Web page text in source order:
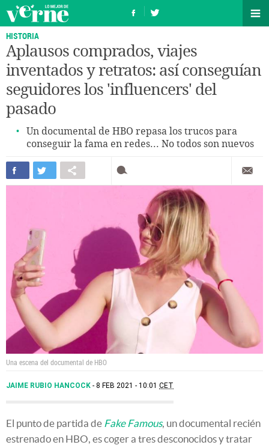
HISTORIA
Aplausos comprados, viajes
inventados y retratos: así conseguían
seguidores los 'influencers' del
pasado
Un documental de HBO repasa los trucos para
conseguir la fama en redes... No todos son nuevos
Una escena del documental de HBO
JAIME RUBIO HANCOCK 8 FEB 2021 - 10:01 CET
El punto de partida de Fake Famous, un documental recién
estrenado en HBO, es coger a tres desconocidos y tratar